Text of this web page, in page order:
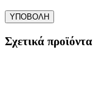
Σχετικά προϊόντα